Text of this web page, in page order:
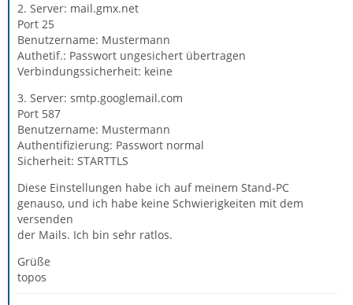
2. Server: mail.gmx.net
Port 25
Benutzername: Mustermann
Authetif.: Passwort ungesichert übertragen
Verbindungssicherheit: keine
3. Server: smtp.googlemail.com
Port 587
Benutzername: Mustermann
Authentifizierung: Passwort normal
Sicherheit: STARTTLS
Diese Einstellungen habe ich auf meinem Stand-PC
genauso, und ich habe keine Schwierigkeiten mit dem
versenden
der Mails. Ich bin sehr ratlos.
Grüße
topos